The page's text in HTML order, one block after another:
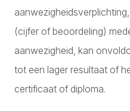
(cijfer of beoordeling)
aanwezigheid, kan
tot een lager resultaat of
certificaat of diploma.